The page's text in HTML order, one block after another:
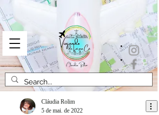
Cláudia Rolim
5 de mai. de 2022